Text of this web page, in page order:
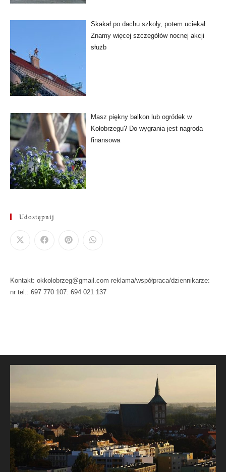
Skakał po dachu szkoły, potem uciekał.
Znamy więcej szczegółów nocnej akcji
służb
Masz piękny balkon lub ogródek w
Kołobrzegu? Do wygrania jest nagroda
finansowa
Udostępnij
Kontakt: okkolobrzeg@gmail.com reklama/współpraca/dziennikarze:
nr tel.: 697 770 107: 694 021 137